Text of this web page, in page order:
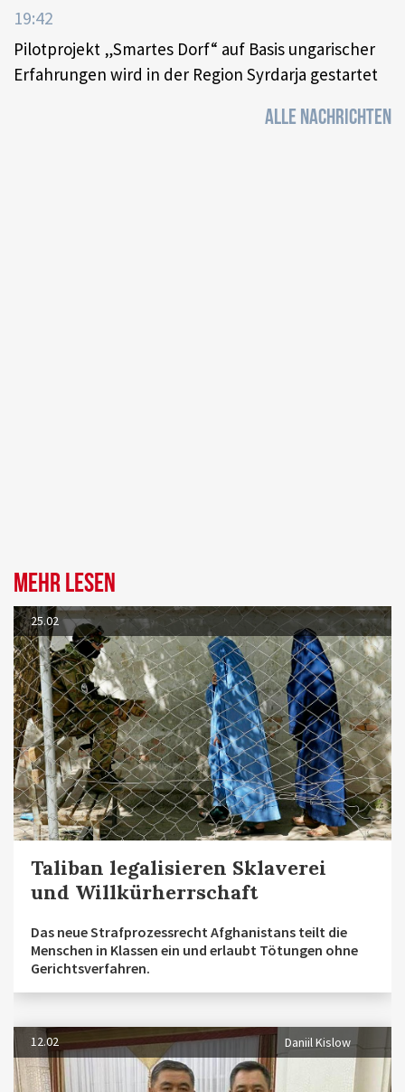
19:42
Pilotprojekt „Smartes Dorf“ auf Basis ungarischer
Erfahrungen wird in der Region Syrdarja gestartet
ALLE NACHRICHTEN
Mehr lesen
25.02
Taliban legalisieren Sklaverei
und Willkürherrschaft
Das neue Strafprozessrecht Afghanistans teilt die
Menschen in Klassen ein und erlaubt Tötungen ohne
Gerichtsverfahren.
12.02 Daniil Kislow